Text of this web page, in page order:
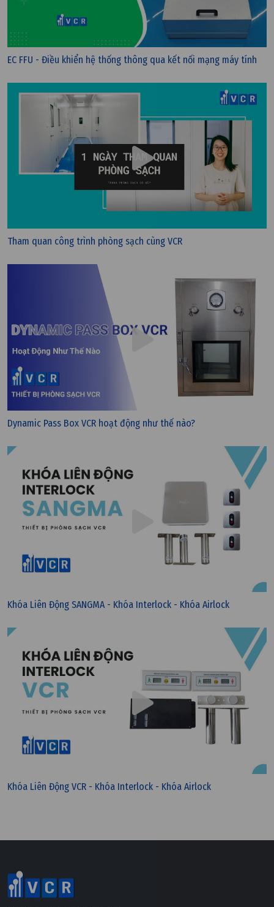
EC FFU - Điều khiển hệ thống thông qua kết nối mạng máy tính
Tham quan công trình phòng sạch cùng VCR
Dynamic Pass Box VCR hoạt động như thế nào?
Khóa Liên Động SANGMA - Khóa Interlock - Khóa Airlock
Khóa Liên Động VCR - Khóa Interlock - Khóa Airlock